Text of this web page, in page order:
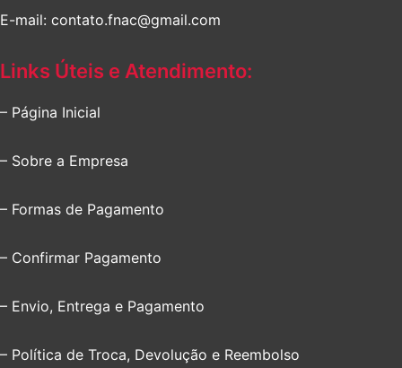
E-mail: contato.fnac@gmail.com
Links Úteis e Atendimento:
– Página Inicial
– Sobre a Empresa
– Formas de Pagamento
– Confirmar Pagamento
– Envio, Entrega e Pagamento
– Política de Troca, Devolução e Reembolso